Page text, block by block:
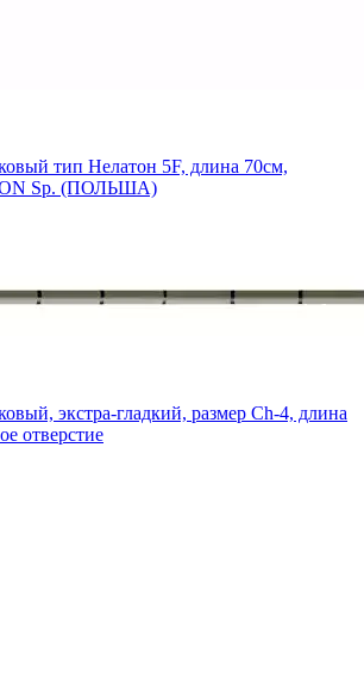
тип Нелатон 5F, длина 70см,
Sp. (ПОЛЬША)
экстра-гладкий, размер Ch-4, длина
отверстие